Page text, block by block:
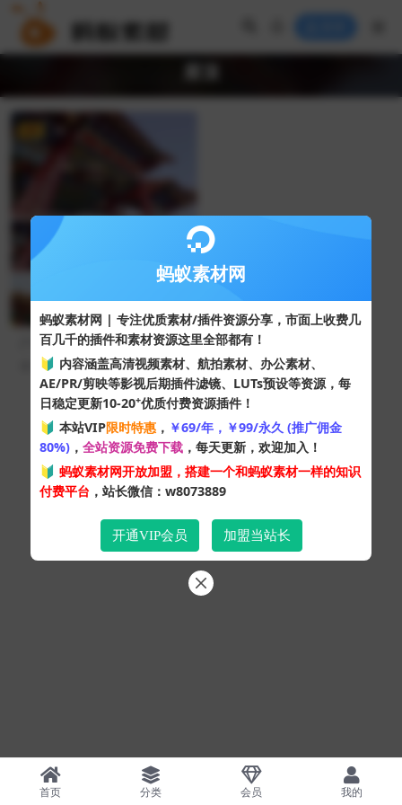
广州南沙天后宫视频中国风格
寺庙建筑风景
55 10
Copyright © 2024蚂蚁素材网- 版权所有 All rights reserved.
粤ICP备19095528号
XML网站地图HTML网站地图 百度地图
SQL：43
Pages：0.39122s
首页 分类 会员 我的
蚂蚁素材网
蚂蚁素材网 | 专注优质素材/插件资源分享，市面上收费几
百几千的插件和素材资源这里全部都有！
🔰 内容涵盖高清视频素材、航拍素材、办公素材、
AE/PR/剪映等影视后期插件滤镜、LUTs预设等资源，每
日稳定更新10-20+优质付费资源插件！
🔰 本站VIP限时特惠 ， ￥69/年，￥99/永久 (推广佣金
80%) ， 全站资源免费下载 ，每天更新，欢迎加入！
🔰 蚂蚁素材网开放加盟，搭建一个和蚂蚁素材一样的知识
付费平台 ，站长微信：w8073889
开通VIP会员 加盟当站长